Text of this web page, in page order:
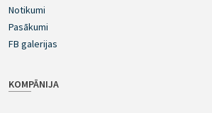
Notikumi
Pasākumi
FB galerijas
KOMPĀNIJA